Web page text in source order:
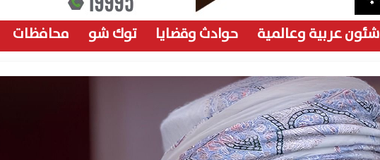
شئون عربية وعالمية حوادث وقضايا توك شو محافظات